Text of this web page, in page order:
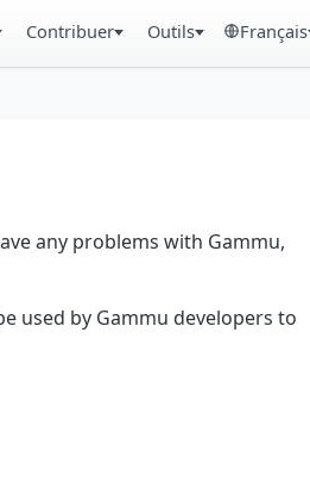
Contribuer Outils Français
any problems with Gammu,
used by Gammu developers to